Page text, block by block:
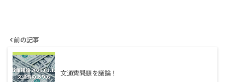
前の記事
文通費問題を議論！